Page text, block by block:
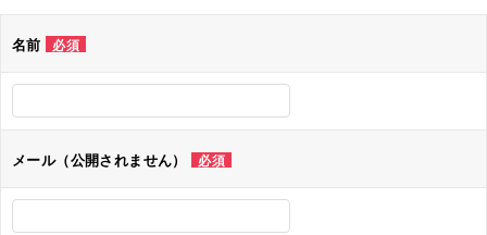
シ
名前 必須
メール（公開されません） 必須